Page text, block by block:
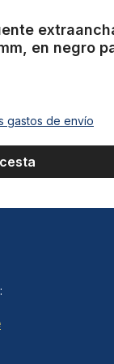
en negro
gastos de envío